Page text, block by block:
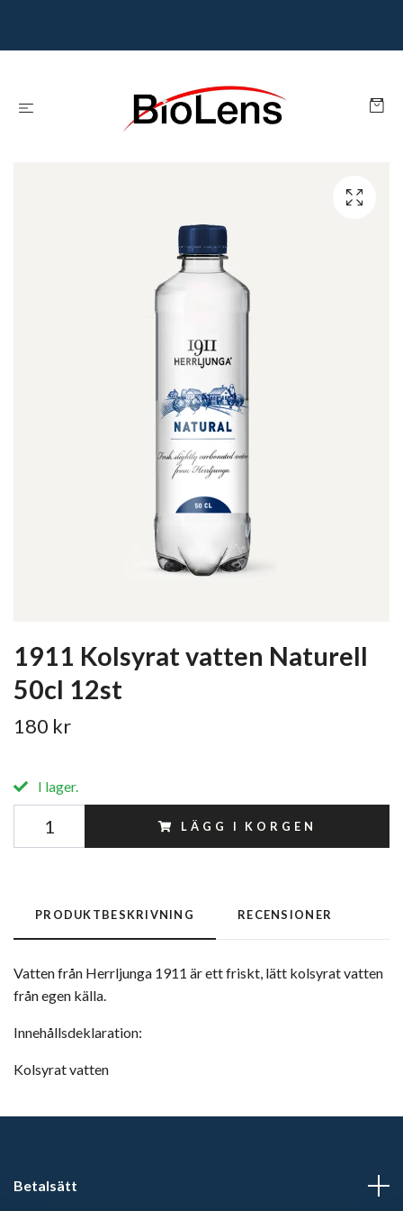
1911 Kolsyrat vatten Naturell
50cl 12st
180 kr
I lager.
LÄGG I KORGEN
PRODUKTBESKRIVNING RECENSIONER
Vatten från Herrljunga 1911 är ett friskt, lätt kolsyrat vatten
från egen källa.
Innehållsdeklaration:
Kolsyrat vatten
Betalsätt